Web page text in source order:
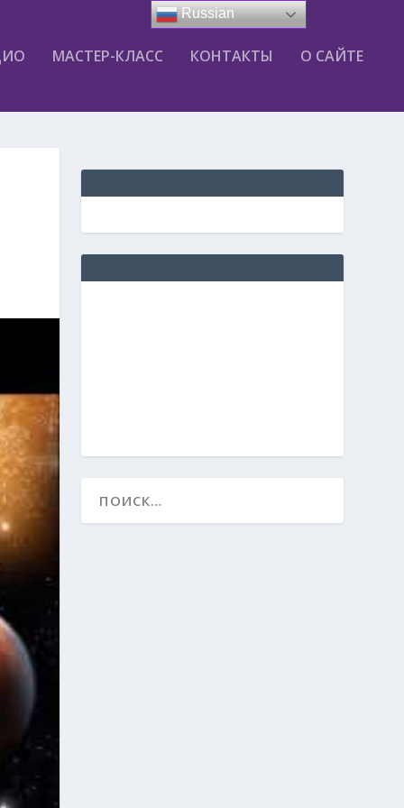
МАСТЕР-КЛАСС КОНТАКТЫ О САЙТЕ
Russian